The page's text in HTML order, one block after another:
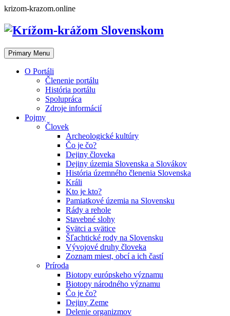
Skip
content
krizom-krazom.online
Primary Menu
O Portáli
Členenie portálu
História portálu
Spolupráca
Zdroje informácií
Pojmy
Človek
Archeologické kultúry
Čo je čo?
Dejiny človeka
Dejiny územia Slovenska a Slovákov
História územného členenia Slovenska
Králi
Kto je kto?
Pamiatkové územia na Slovensku
Rády a rehole
Stavebné slohy
Svätci a svätice
Šľachtické rody na Slovensku
Vývojové druhy človeka
Zoznam miest, obcí a ich častí
Príroda
Biotopy európskeho významu
Biotopy národného významu
Čo je čo?
Dejiny Zeme
Delenie organizmov